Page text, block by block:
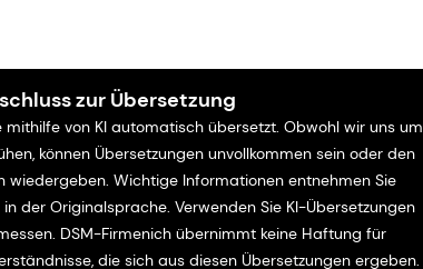
zur Übersetzung
mithilfe von KI automatisch übersetzt. Obwohl wir uns um
können Übersetzungen unvollkommen sein oder den
wiedergeben. Wichtige Informationen entnehmen Sie
der Originalsprache. Verwenden Sie KI-Übersetzungen
DSM-Firmenich übernimmt keine Haftung für
die sich aus diesen Übersetzungen ergeben.